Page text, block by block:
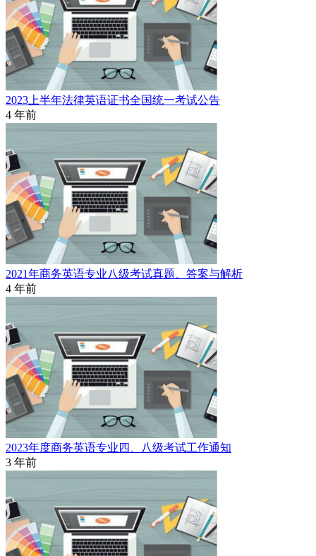
2023上半年法律英语证书全国统一考试公告
4 年前
2021年商务英语专业八级考试真题、答案与解析
4 年前
2023年度商务英语专业四、八级考试工作通知
3 年前